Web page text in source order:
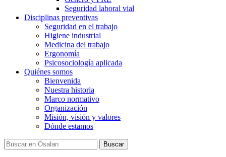
Seguridad laboral vial
Disciplinas preventivas
Seguridad en el trabajo
Higiene industrial
Medicina del trabajo
Ergonomía
Psicosociología aplicada
Quiénes somos
Bienvenida
Nuestra historia
Marco normativo
Organización
Misión, visión y valores
Dónde estamos